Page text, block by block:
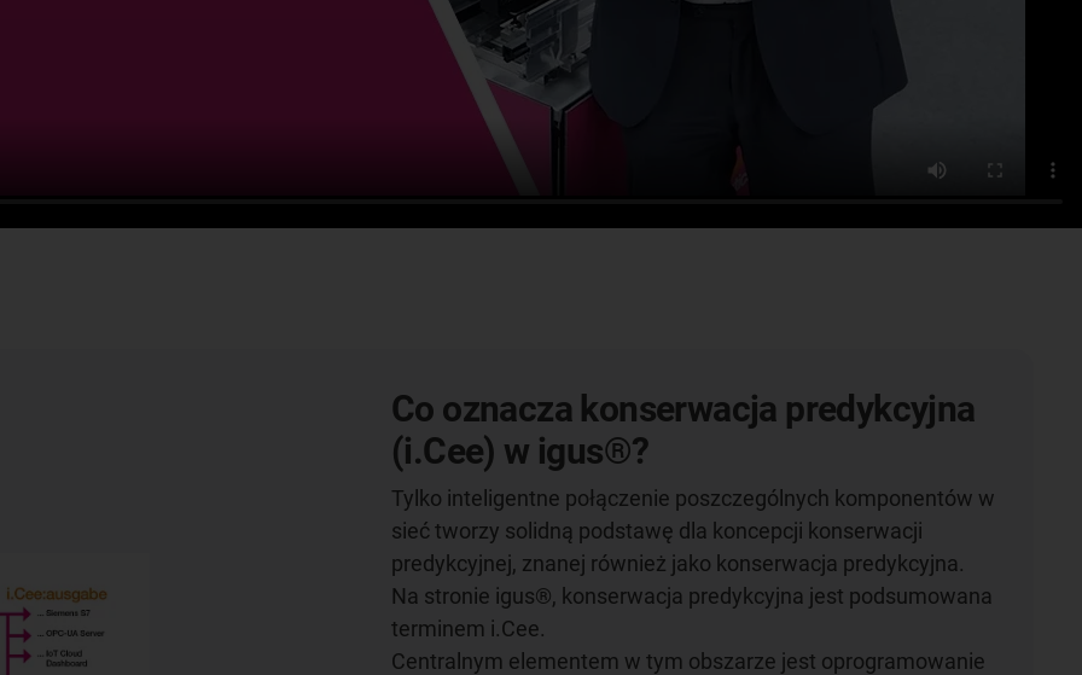
Co oznacza konserwacja predykcyjna
(i.Cee) w igus®?
Tylko inteligentne połączenie poszczególnych komponentów w
sieć tworzy solidną podstawę dla koncepcji konserwacji
predykcyjnej, znanej również jako konserwacja predykcyjna.
Na stronie igus®, konserwacja predykcyjna jest podsumowana
terminem i.Cee.
Centralnym elementem w tym obszarze jest oprogramowanie